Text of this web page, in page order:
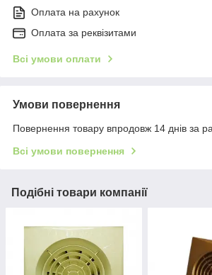
Оплата на рахунок
Оплата за реквізитами
Всі умови оплати
Умови повернення
Повернення товару впродовж 14 днів за
Всі умови повернення
Подібні товари компанії